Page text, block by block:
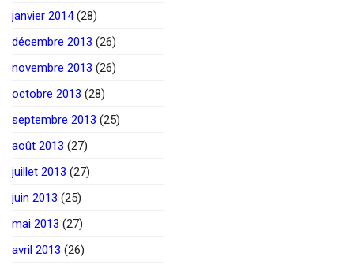
janvier 2014(28)
décembre 2013 (26)
novembre 2013 (26)
octobre 2013 (28)
septembre 2013 (25)
août 2013 (27)
juillet 2013 (27)
juin 2013 (25)
mai 2013 (27)
avril 2013 (26)